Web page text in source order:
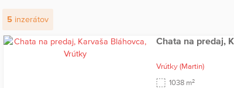
5inzerátov
Chata na predaj,
Vrútky (Martin)
1038 m2